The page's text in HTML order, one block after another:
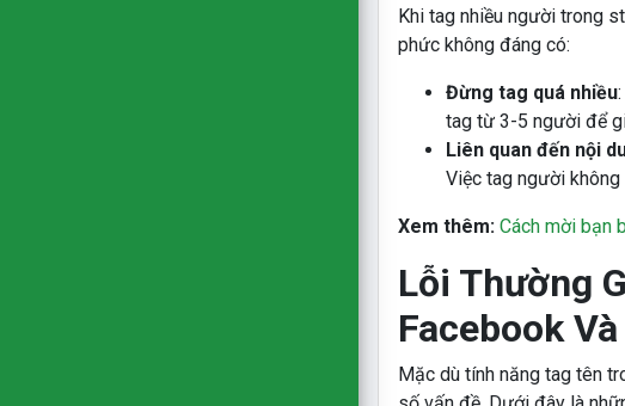
Khi tag nhiều người trong
phức không đáng có:
Đừng tag quá nhiều
tag từ 3-5 người để
Liên quan đến nội
Việc tag người
Xem thêm: Cách mời bạn
Lỗi Thường
Facebook
Mặc dù tính năng tag tên